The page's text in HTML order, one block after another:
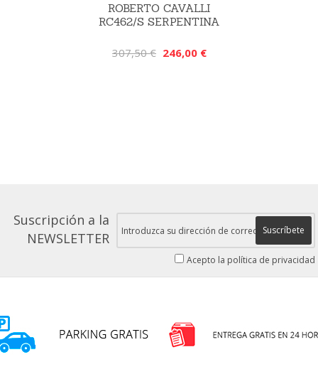
ROBERTO CAVALLI
RC462/S SERPENTINA
307,50 € 246,00 €
Suscripción a la
NEWSLETTER
Suscríbete
Acepto la política de privacidad